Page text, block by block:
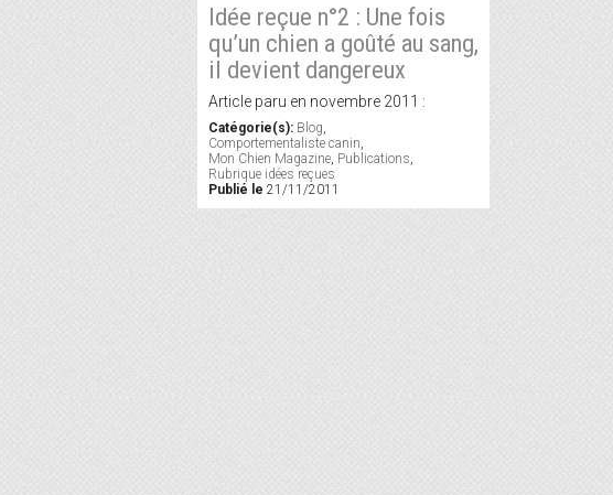
Idée reçue n°2 : Une fois
qu’un chien a goûté au sang,
il devient dangereux
Article paru en novembre 2011 :
Catégorie(s): Blog,
Comportementaliste canin,
Mon Chien Magazine, Publications,
Rubrique idées reçues
Publié le 21/11/2011